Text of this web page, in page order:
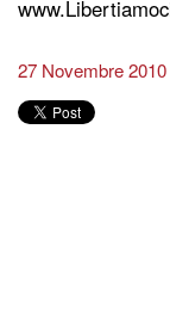
27 Novembre 2010